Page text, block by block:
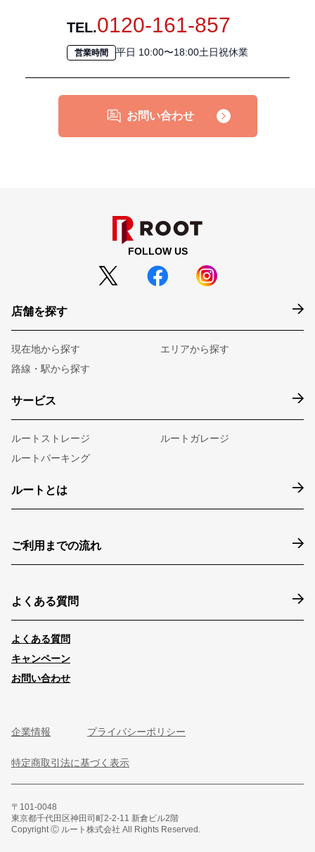
TEL.0120-161-857
営業時間 平日 10:00〜18:00土日祝休業
お問い合わせ
FOLLOW US
店舗を探す
現在地から探す
エリアから探す
路線・駅から探す
サービス
ルートストレージ
ルートガレージ
ルートパーキング
ルートとは
ご利用までの流れ
よくある質問
よくある質問
キャンペーン
お問い合わせ
企業情報 プライバシーポリシー
特定商取引法に基づく表示
〒101-0048
東京都千代田区神田司町2-2-11 新倉ビル2階
Copyright Ⓒ ルート株式会社 All Rights Reserved.